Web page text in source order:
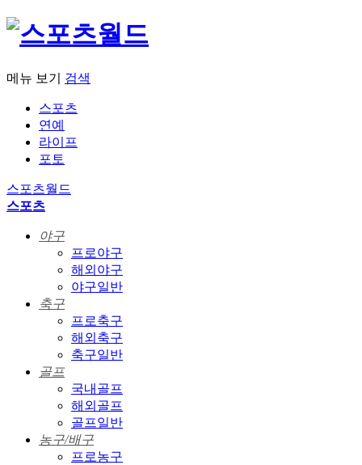
메뉴 보기 검색
스포츠
연예
라이프
포토
스포츠월드
스포츠
야구
프로야구
해외야구
야구일반
축구
프로축구
해외축구
축구일반
골프
국내골프
해외골프
골프일반
농구/배구
프로농구